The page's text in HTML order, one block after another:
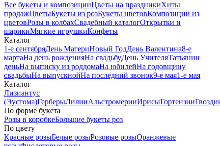
Все букеты и композицииЦветы на праздникиХиты
продажЦветыБукеты из розБукеты цветовКомпозиции из
цветовРозы в колбахСвадебный каталогОткрытки и
шарикиМягкие игрушкиКонфеты
Каталог
1-е сентябряДень МатериНовый ГодДень Валентина8-е
мартаНа день рожденияНа свадьбуДень УчителяТатьянин
деньНа выписку из роддомаНа юбилейНа годовщину
свадьбыНа выпускнойНа последний звонок9-е мая1-е мая
Каталог
Лизиантус
(Эустома)ГерберыЛилииАльстромерииИрисыГортензии
По форме букета
Розы в коробкеБольшие букеты роз
По цвету
Красные розыБелые розыРозовые розыОранжевые